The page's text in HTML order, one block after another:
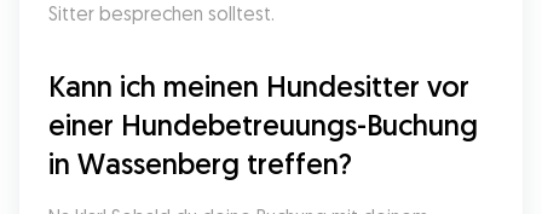
Sitter besprechen solltest.
Kann ich meinen Hundesitter vor
einer Hundebetreuungs-Buchung
in Wassenberg treffen?